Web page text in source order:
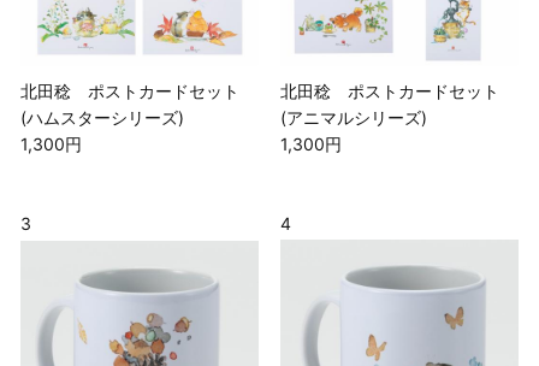
北田稔 ポストカードセット
(ハムスターシリーズ)
1,300円
北田稔 ポストカードセット
(アニマルシリーズ)
1,300円
3 4